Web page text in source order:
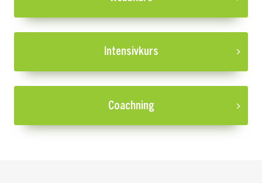
Intensivkurs
Coachning